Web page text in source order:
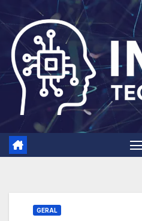
to
content
GERAL